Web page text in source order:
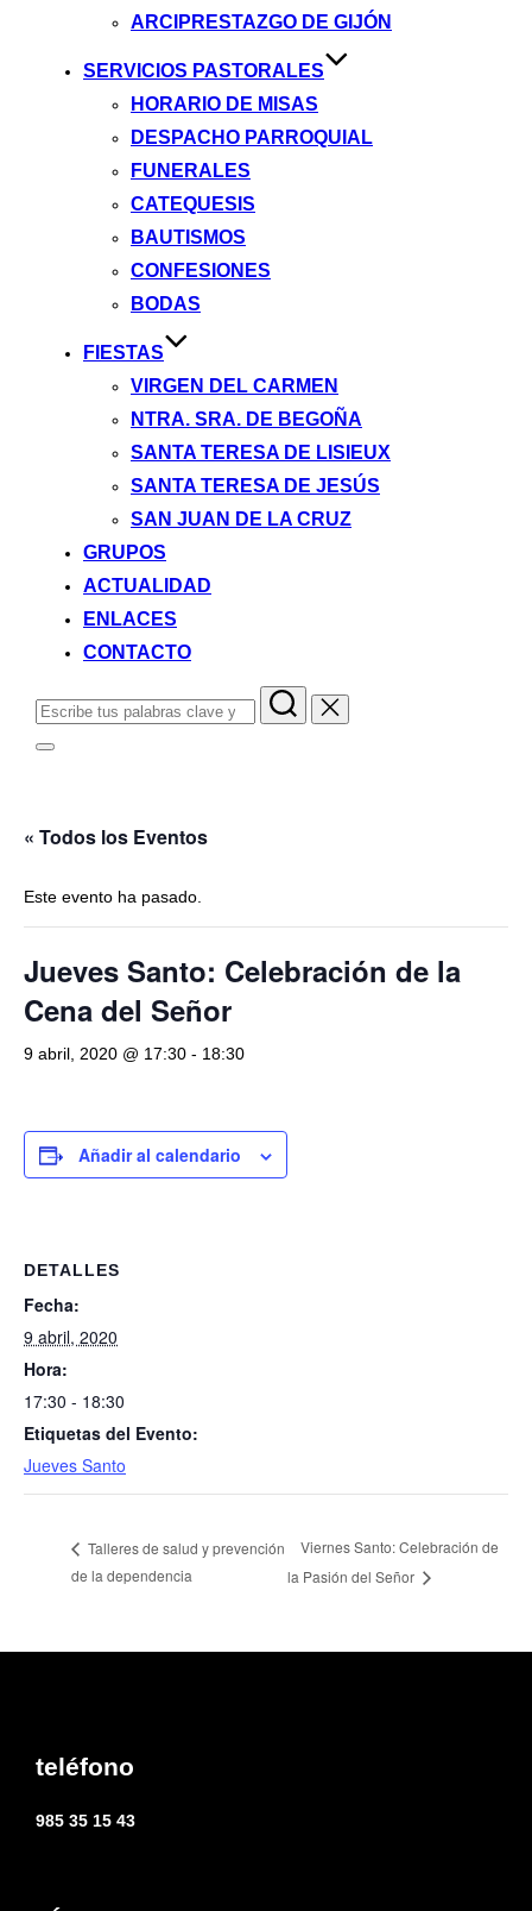
ARCIPRESTAZGO DE GIJÓN
SERVICIOS PASTORALES
HORARIO DE MISAS
DESPACHO PARROQUIAL
FUNERALES
CATEQUESIS
BAUTISMOS
CONFESIONES
BODAS
FIESTAS
VIRGEN DEL CARMEN
NTRA. SRA. DE BEGOÑA
SANTA TERESA DE LISIEUX
SANTA TERESA DE JESÚS
SAN JUAN DE LA CRUZ
GRUPOS
ACTUALIDAD
ENLACES
CONTACTO
Buscar:
Alternar
la
« Todos los Eventos
Este evento ha pasado.
Jueves Santo: Celebración de la
Cena del Señor
9 abril, 2020 @ 17:30 - 18:30
Añadir al calendario
DETALLES
Fecha:
9 abril, 2020
Hora:
17:30 - 18:30
Etiquetas del Evento:
Jueves Santo
Talleres de salud y prevención
de la dependencia
Viernes Santo: Celebración de
la Pasión del Señor
teléfono
985 35 15 43